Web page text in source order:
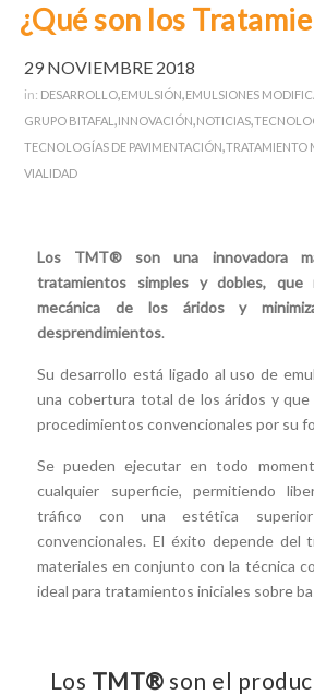
29 NOVIEMBRE 2018
in: DESARROLLO,EMULSIÓN,EMULSIONES
GRUPO BITAFAL ,INNOVACIÓN,NOTICIAS,
TECNOLOGÍAS DE PAVIMENTACIÓN,TRATAMIENTO
VIALIDAD
Los TMT® son una innovadora
tratamientos simples y dobles, que
mecánica de los áridos y
desprendimientos.
Su desarrollo está ligado al uso de
una cobertura total de los áridos y
procedimientos convencionales por su
Se pueden ejecutar en todo
cualquier superficie, permitiendo
tráfico con una estética
convencionales. El éxito depende del
materiales en conjunto con la técnica
ideal para tratamientos iniciales sobre
Los TMT® son el